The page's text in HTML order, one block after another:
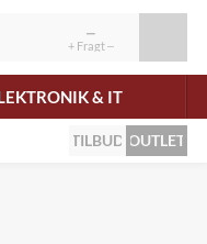
& IT
TILBUD OUTLET